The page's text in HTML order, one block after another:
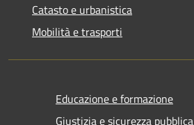
Catasto e urbanistica
Mobilità e trasporti
Educazione e formazione
Giustizia e sicurezza pubblica